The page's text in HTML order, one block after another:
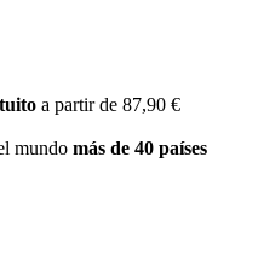
a partir de 87,90 €
mundo más de 40 países